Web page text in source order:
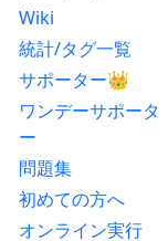
Wiki
統計/タグ一覧
サポーター👑
ワンデーサポータ
ー
問題集
初めての方へ
オンライン実行